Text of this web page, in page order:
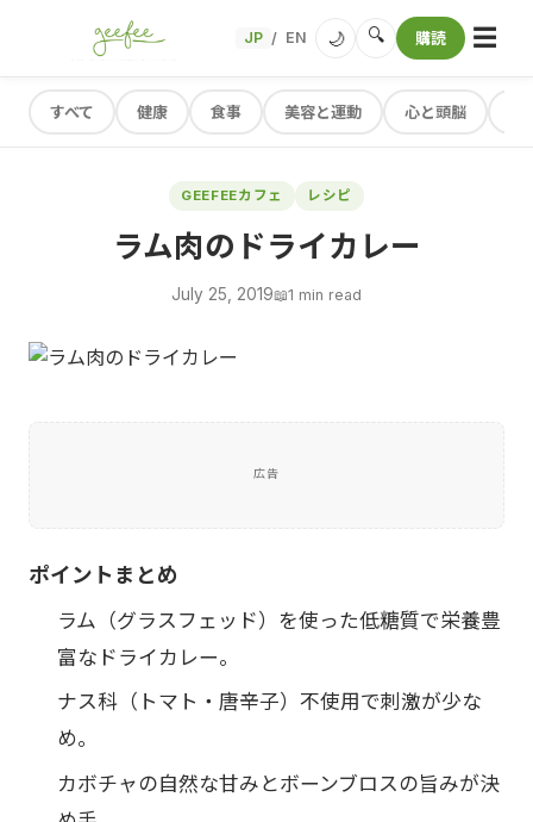
JP / EN 🌙 🔍 購読 ☰
すべて 健康 食事 美容と運動 心と頭脳
GEEFEEカフェ レシピ
ラム肉のドライカレー
July 25, 2019📖1 min read
広告
ポイントまとめ
ラム（グラスフェッド）を使った低糖質で栄養豊
富なドライカレー。
ナス科（トマト・唐辛子）不使用で刺激が少な
め。
カボチャの自然な甘みとボーンブロスの旨みが決